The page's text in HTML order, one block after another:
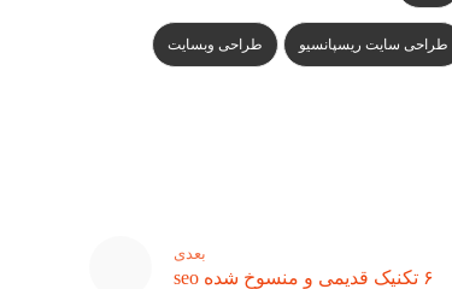
طراحی سایت ریسپانسیو طراحی وبسایت
بعدی
۶ تکنیک قدیمی و منسوخ شده seo